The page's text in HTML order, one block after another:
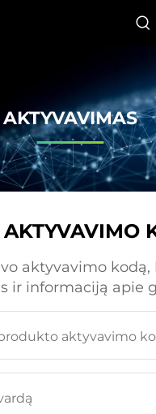
AKTYVAVIMAS
aktyvavimo kodą,
ir informaciją apie